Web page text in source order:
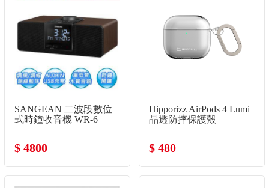
SANGEAN 二波段數位
式時鐘收音機 WR-6
$ 4800
Hipporizz AirPods 4 Lumi
晶透防摔保護殼
$ 480